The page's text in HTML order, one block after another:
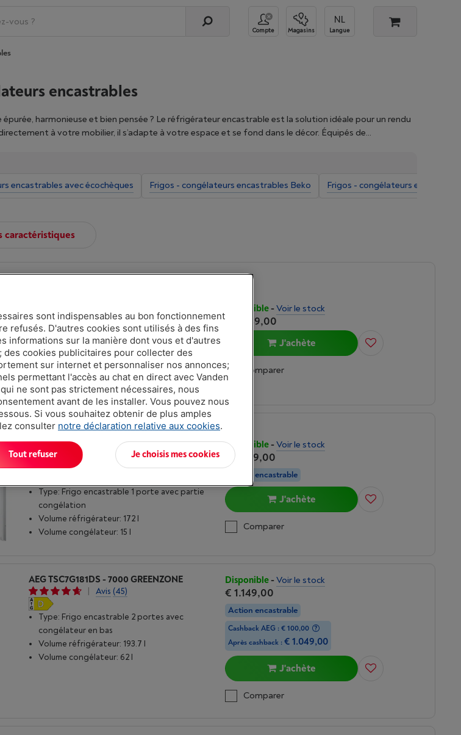
Compte Magasins Langue
encastrables
épurée, harmonieuse et bien pensée ? Le réfrigérateur encastrable est la solution idéale pour un rendu
à votre mobilier, il s’adapte à votre espace et se fond dans le décor. Équipés de
ventilé pour une meilleure conservation. Certains appareils disposent aussi d’un éclairage LED ou
chez Vanden Borre.
encastrables avec écochèques Frigos - congélateurs encastrables Beko Frigos - congélateurs
caractéristiques
Type: Frigo encastrable 2 portes avec
congélateur en bas
Volume réfrigérateur: 193 l
Volume congélateur: 69 l
Disponible- Voir le stock
€ 1.049,00
J'achète
Comparer
BOSCH KIL425SE0 - SÉRIE 2 VITAFRESH
(6)
Type: Frigo encastrable 1 porte avec partie
congélation
Volume réfrigérateur: 172 l
Volume congélateur: 15 l
Disponible- Voir le stock
€ 1.079,00
Action encastrable
J'achète
Comparer
AEG TSC7G181DS - 7000 GREENZONE
|
Avis (45)
Type: Frigo encastrable 2 portes avec
congélateur en bas
Volume réfrigérateur: 193.7 l
Volume congélateur: 62 l
Disponible- Voir le stock
€ 1.149,00
Action encastrable
Cashback AEG : € 100,00
Après cashback : € 1.049,00
J'achète
Comparer
sont indispensables au bon fonctionnement
refusés. D'autres cookies sont utilisés à des fins
informations sur la manière dont vous et d'autres
cookies publicitaires pour collecter des
sur internet et personnaliser nos annonces;
permettant l'accès au chat en direct avec Vanden
ne sont pas strictement nécessaires, nous
avant de les installer. Vous pouvez nous
Si vous souhaitez obtenir de plus amples
consulter notre déclaration relative aux cookies.
Je choisis mes cookies
Tout refuser